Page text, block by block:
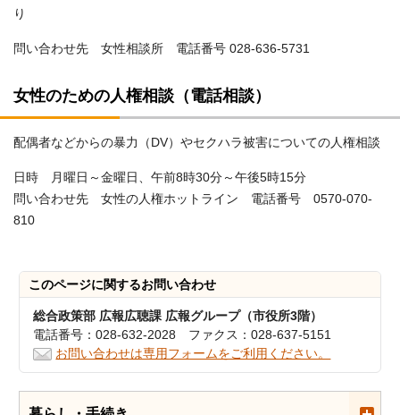
り
問い合わせ先 女性相談所 電話番号 028-636-5731
女性のための人権相談（電話相談）
配偶者などからの暴力（DV）やセクハラ被害についての人権相談
日時 月曜日～金曜日、午前8時30分～午後5時15分
問い合わせ先 女性の人権ホットライン 電話番号 0570‐070‐
810
このページに関するお問い合わせ
総合政策部 広報広聴課 広報グループ（市役所3階）
電話番号：028-632-2028 ファクス：028-637-5151
お問い合わせは専用フォームをご利用ください。